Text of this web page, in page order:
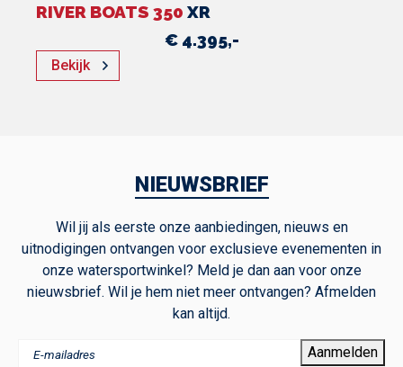
RIVER BOATS 350 XR
€ 4.395,-
Bekijk
NIEUWSBRIEF
Wil jij als eerste onze aanbiedingen, nieuws en
uitnodigingen ontvangen voor exclusieve evenementen in
onze watersportwinkel? Meld je dan aan voor onze
nieuwsbrief. Wil je hem niet meer ontvangen? Afmelden
kan altijd.
Aanmelden